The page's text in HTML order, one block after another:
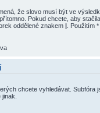
že slovo musí být ve
Pokud chcete, aby
oddělené znakem | . Použitím
chcete vyhledávat. Subfóra